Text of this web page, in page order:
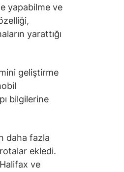
yapabilme ve
yarattığı
geliştirme
bilgilerine
daha fazla
ekledi.
ve